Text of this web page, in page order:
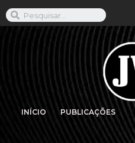
INÍCIO PUBLICAÇÕES